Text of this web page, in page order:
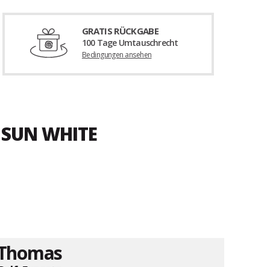
GRATIS RÜCKGABE
100 Tage Umtauschrecht
Bedingungen ansehen
WHITE